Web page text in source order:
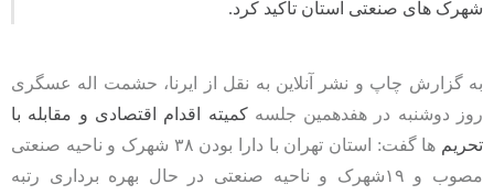
شهرک‌ های صنعتی استان تاکید کرد.
به گزارش چاپ و نشر آنلاین به نقل از ایرنا، حشمت اله عسگری
روز دوشنبه در هفدهمین جلسه کمیته اقدام اقتصادی و مقابله با
تحریم
ها گفت: استان تهران با دارا بودن ۳۸ شهرک و ناحیه صنعتی
مصوب و ۱۹شهرک و ناحیه صنعتی در حال بهره برداری رتبه